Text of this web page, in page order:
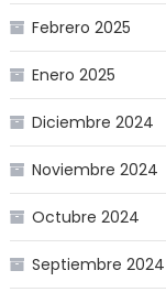
Febrero 2025
Enero 2025
Diciembre 2024
Noviembre 2024
Octubre 2024
Septiembre 2024